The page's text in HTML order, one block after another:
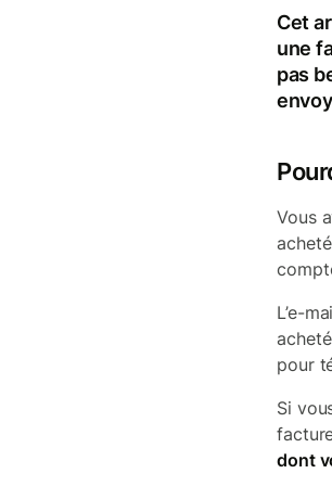
Cet
une
pas
Vous
L’e-
pour
Si
dont